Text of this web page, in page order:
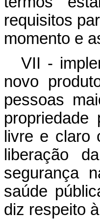
requisitos
momento e
VII -
novo
pessoas
livre e claro
liberação
segurança
saúde
diz respeito